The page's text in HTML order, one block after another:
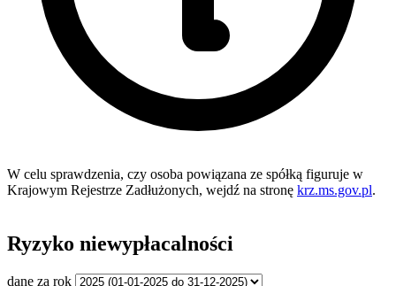
W celu sprawdzenia, czy osoba powiązana ze spółką figuruje w
Krajowym Rejestrze Zadłużonych, wejdź na stronę krz.ms.gov.pl.
Ryzyko niewypłacalności
dane za rok